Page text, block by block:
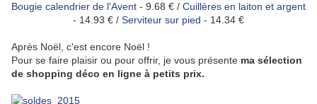
Bougie calendrier de l'Avent - 9.68 € / Cuillères en laiton et argent
- 14.93 € / Serviteur sur pied - 14.34 €
Après Noël, c'est encore Noël !
Pour se faire plaisir ou pour offrir, je vous présente ma sélection
de shopping déco en ligne à petits prix.